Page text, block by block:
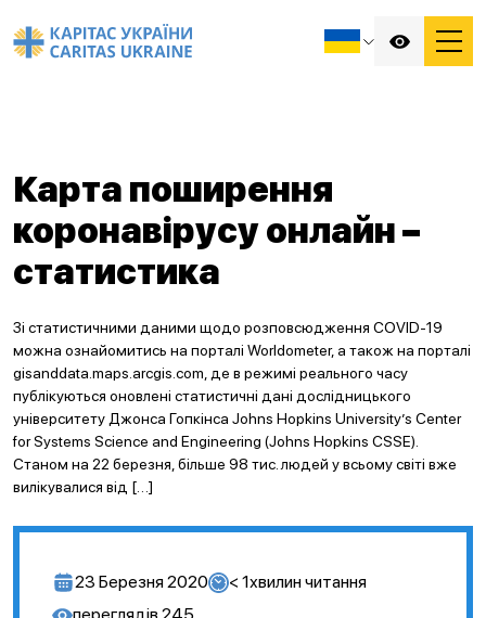
Карта поширення
коронавірусу онлайн –
статистика
Зі статистичними даними щодо розповсюдження COVID-19
можна ознайомитись на порталі Worldometer, а також на порталі
gisanddata.maps.arcgis.com, де в режимі реального часу
публікуються оновлені статистичні дані дослідницького
університету Джонса Гопкінса Johns Hopkins University’s Center
for Systems Science and Engineering (Johns Hopkins CSSE).
Станом на 22 березня, більше 98 тис. людей у всьому світі вже
вилікувалися від […]
23 Березня 2020 < 1хвилин читання